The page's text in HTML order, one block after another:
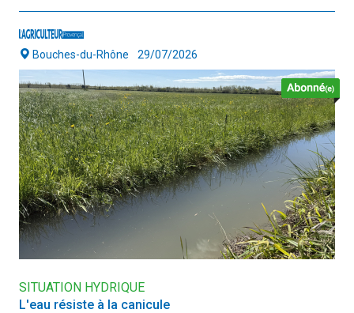
Bouches-du-Rhône 29/07/2026
SITUATION HYDRIQUE
L'eau résiste à la canicule